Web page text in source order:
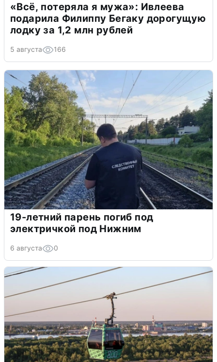
«Всё, потеряла я мужа»: Ивлеева
подарила Филиппу Бегаку дорогущую
лодку за 1,2 млн рублей
5 августа 166
19-летний парень погиб под
электричкой под Нижним
6 августа 0